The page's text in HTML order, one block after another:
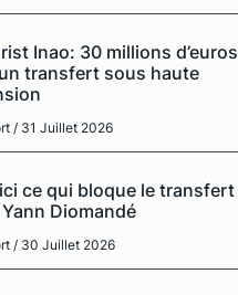
Inao: 30 millions d’euros
transfert sous haute
/ 31 Juillet 2026
ce qui bloque le transfert
Diomandé
/ 30 Juillet 2026